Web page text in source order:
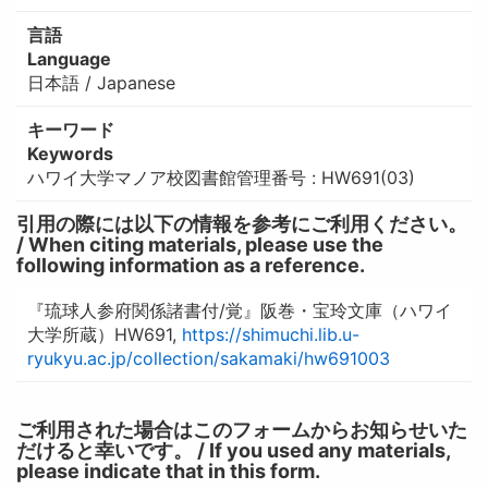
言語
Language
日本語 / Japanese
キーワード
Keywords
ハワイ大学マノア校図書館管理番号 : HW691(03)
引用の際には以下の情報を参考にご利用ください。
/ When citing materials, please use the
following information as a reference.
『琉球人参府関係諸書付/覚』阪巻・宝玲文庫（ハワイ
大学所蔵）HW691, https://shimuchi.lib.u-
ryukyu.ac.jp/collection/sakamaki/hw691003
ご利用された場合はこのフォームからお知らせいた
だけると幸いです。 / If you used any materials,
please indicate that in this form.